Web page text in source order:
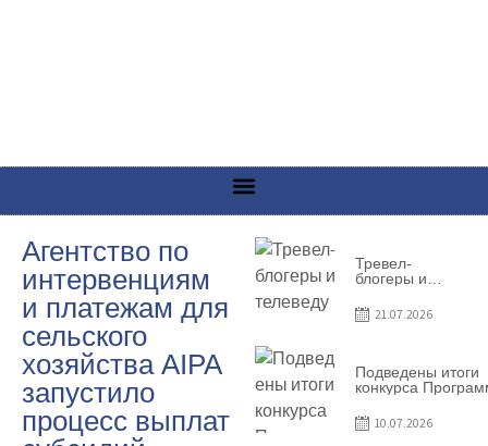
Агентство по
интервенциям
и платежам для
сельского
хозяйства AIPA
запустило
процесс выплат
Тревел-
блогеры и
из Словении
сняли
Гагаузии
21.07.2026
Подведены итоги
конкурса
грантов субъектам
10.07.2026